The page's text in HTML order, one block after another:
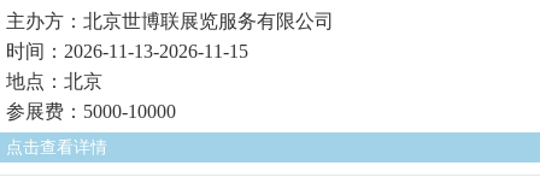
主办方：北京世博联展览服务有限公司
时间：2026-11-13-2026-11-15
地点：北京
参展费：5000-10000
点击查看详情